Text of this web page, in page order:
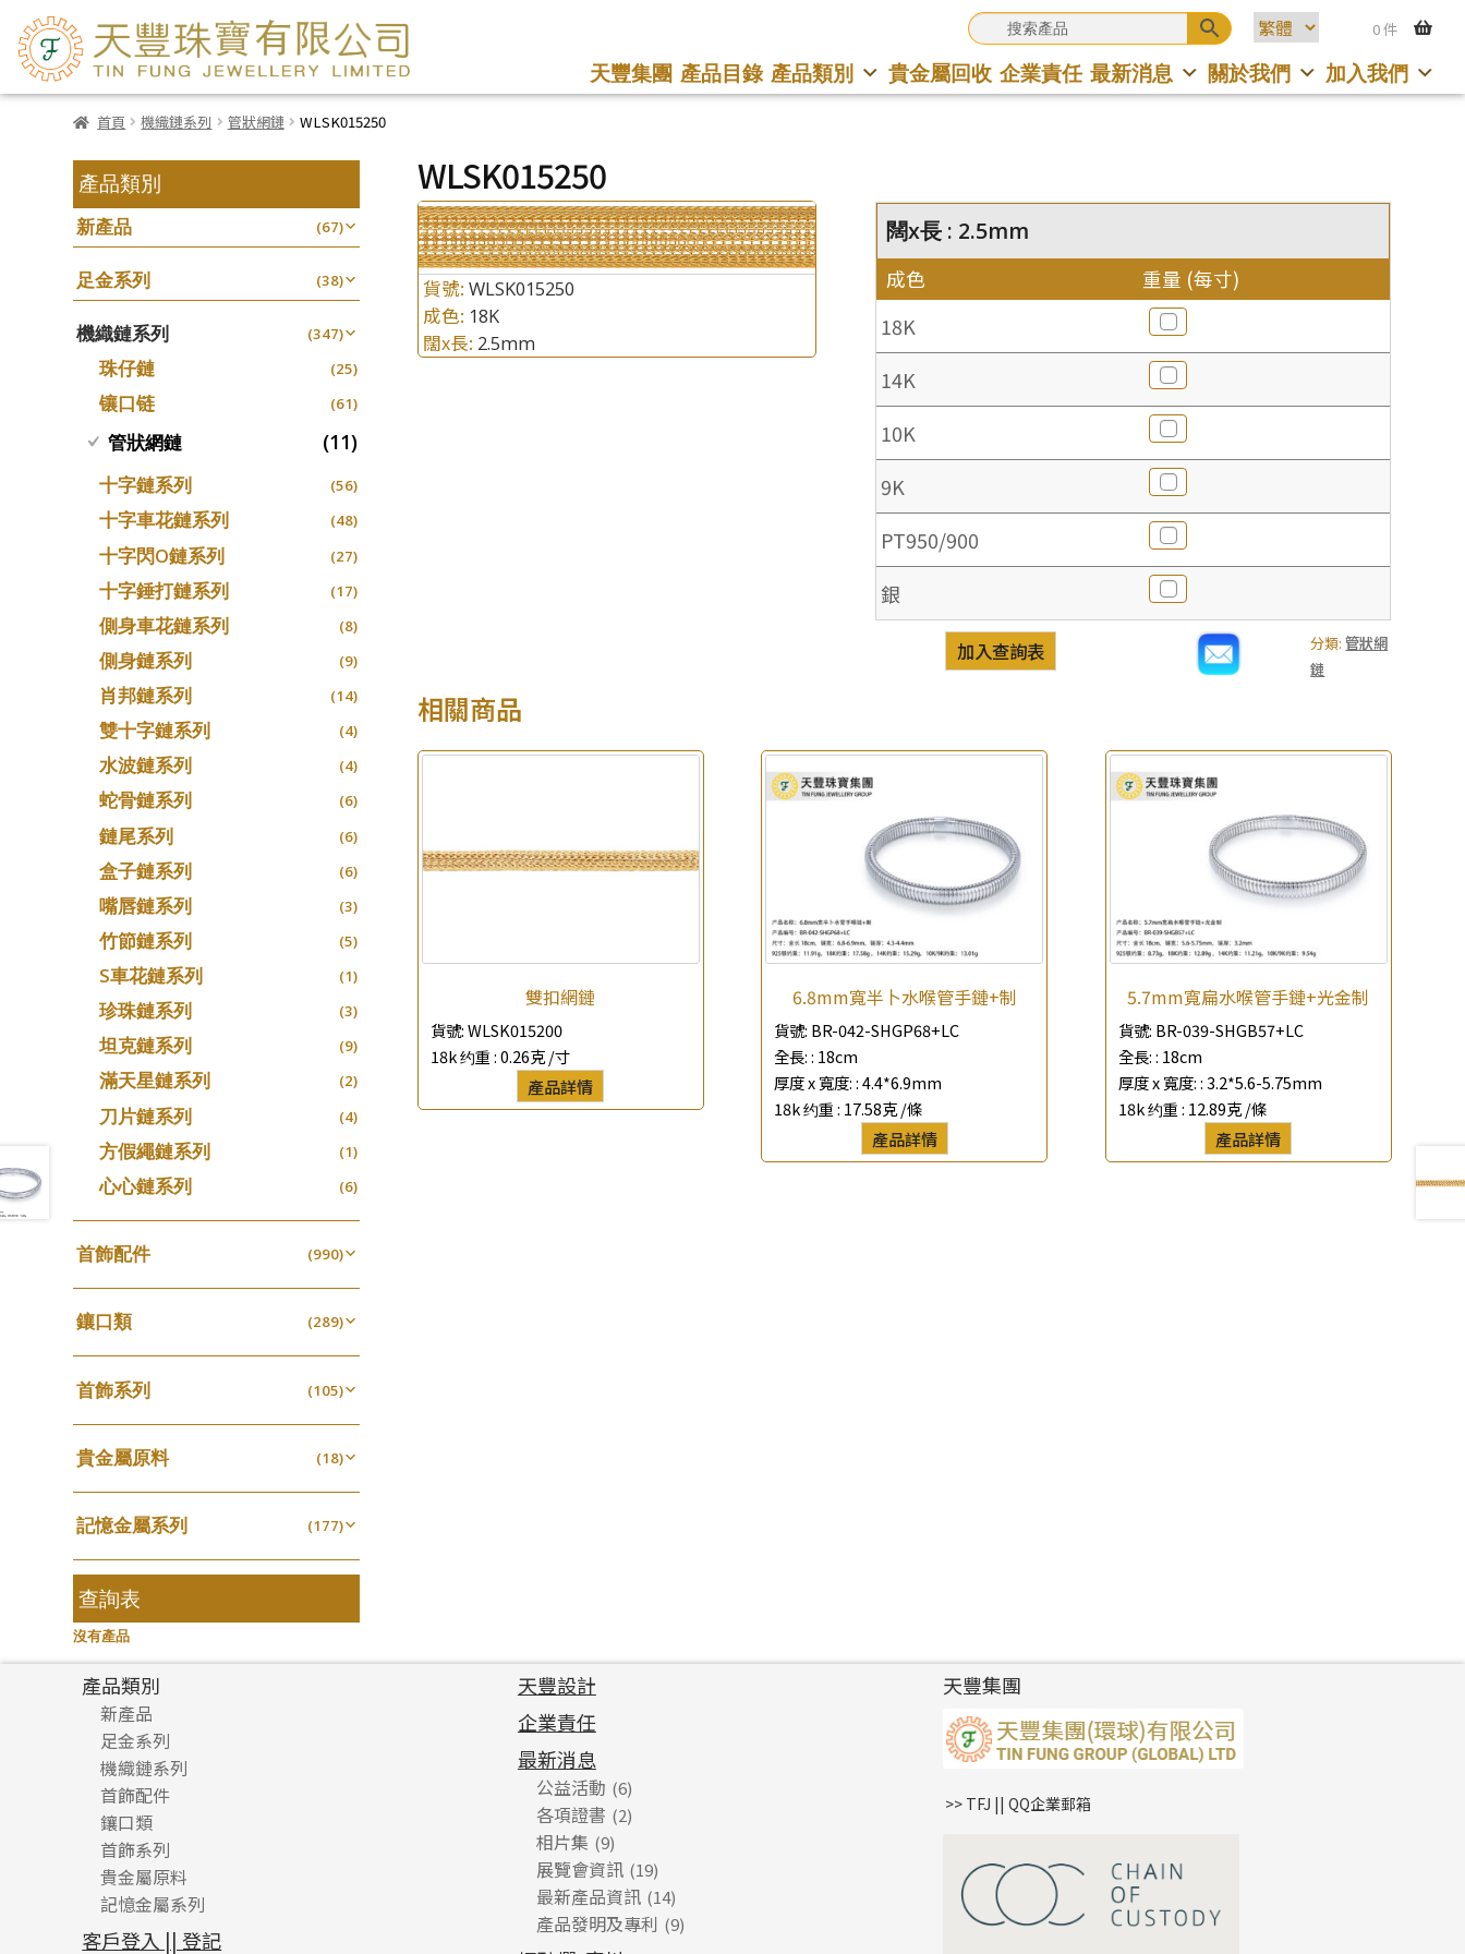
0 件
天豐集團 產品目錄 產品類別 貴金屬回收 企業責任 最新消息 關於我們 加入我們
首頁 機織鏈系列 管狀網鏈 WLSK015250
WLSK015250
*聯絡電話
查詢以下產品
貨號: WLSK015250
成色: 18K
闊x長: 2.5mm
闊x長 : 2.5mm
成色 重量 (每寸)
18K
14K
10K
9K
PT950/900
銀
分類:管狀網
鏈
加入查詢表
相關商品
雙扣網鏈
貨號:WLSK015200
18k 约重 :0.26克 /寸
產品詳情
6.8mm寬半卜水喉管手鏈+制
貨號: BR-042-SHGP68+LC
全長: : 18cm
厚度 x 寬度: : 4.4*6.9mm
18k 约重 : 17.58克 /條
產品詳情
5.7mm寬扁水喉管手鏈+光金制
貨號: BR-039-SHGB57+LC
全長: : 18cm
厚度 x 寬度: :3.2*5.6-5.75mm
18k 约重 : 12.89克 /條
產品詳情
產品類別
新產品 (67)
足金系列 (38)
機織鏈系列 (347)
珠仔鏈 (25)
镶口链 (61)
管狀網鏈 (11)
十字鏈系列 (56)
十字車花鏈系列 (48)
十字閃O鏈系列 (27)
十字錘打鏈系列 (17)
側身車花鏈系列 (8)
側身鏈系列 (9)
肖邦鏈系列 (14)
雙十字鏈系列 (4)
水波鏈系列 (4)
蛇骨鏈系列 (6)
鏈尾系列 (6)
盒子鏈系列 (6)
嘴唇鏈系列 (3)
竹節鏈系列 (5)
S車花鏈系列 (1)
珍珠鏈系列 (3)
坦克鏈系列 (9)
滿天星鏈系列 (2)
刀片鏈系列 (4)
方假繩鏈系列 (1)
心心鏈系列 (6)
首飾配件 (990)
耳環類配件 (341)
卷迫系列 (13)
螺絲迫系列 (15)
梅花迫系列 (19)
平臺迫系列 (74)
綫拍系列 (42)
美拍系列 (16)
耳針系列 (6)
耳環扣系列
耳綫/耳鈎系列
耳環爪頭
耳環
鏈類配件
調節珠系列
生圈扣系列
鴨俐制系列
字母吊墜
相盒吊墜 (11)
生肖吊墜
管扣系列
星座吊墜
水泡扣
珠扣
其他類配件 (161)
珠盤系列 (16)
袖口鈕系列 (7)
焊片及鐳射綫 (2)
空心車花管 (19)
其他 (104)
無孔光身珠 (7)
無孔批花珠
空心批花珠 (22)
鑲口類 (289)
四爪頭系列 (20)
六爪頭系列 (41)
車花片 (35)
動感車花片 (20)
鑲口戒指 (16)
鑲口手鏈系列 (146)
首飾系列 (105)
手镯系列 (8)
戒指系列 (8)
空心耳環 (27)
空心车花管首饰链 (15)
空心手鐲系列 (8)
牛仔鏈
貴金屬原料 (18)
千足金 (18)
記憶金屬系列 (177)
記憶戒指 (30)
拉簧珠珠手鏈
記憶鈦手鐲
查詢表
沒有產品
*你的名字
公司名稱
產品類別
新產品
足金系列
足金配件
機織鏈系列
珠仔鏈
镶口链
管狀網鏈
十字車花鏈系列
十字閃O鏈系列
十字錘打鏈系列
首飾配件
耳環類配件
卷迫系列
螺絲迫系列
梅花迫系列
平臺迫系列
鏈類配件
動感車花吊墜
調節珠系列
生圈扣系列
其他類配件
珠盤系列
袖口鈕系列
珠類配件
無孔光身珠
鑲口類
四爪頭系列
六爪頭系列
車花片
動感車花片
首飾系列
手镯系列
戒指系列
空心耳環
貴金屬原料
千足金
記憶金屬系列
記憶戒指
客戶登入 || 登記
天豐設計
企業責任
最新消息
公益活動 (6)
各項證書 (2)
相片集 (9)
展覽會資訊 (19)
最新產品資訊 (14)
產品發明及專利 (9)
天豐集團
>> TFJ || QQ企業郵箱